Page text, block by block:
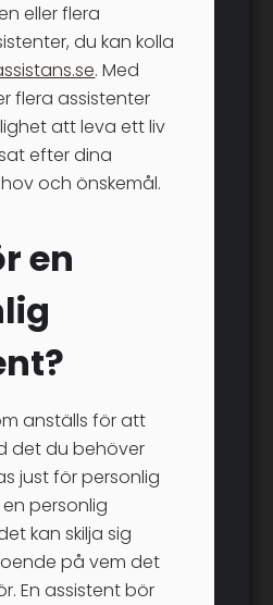
eller flera
du kan kolla
. Med
flera assistenter
att leva ett liv
efter dina
och önskemål.
en
anställs för att
det du behöver
just för personlig
personlig
kan skilja sig
på vem det
En assistent bör